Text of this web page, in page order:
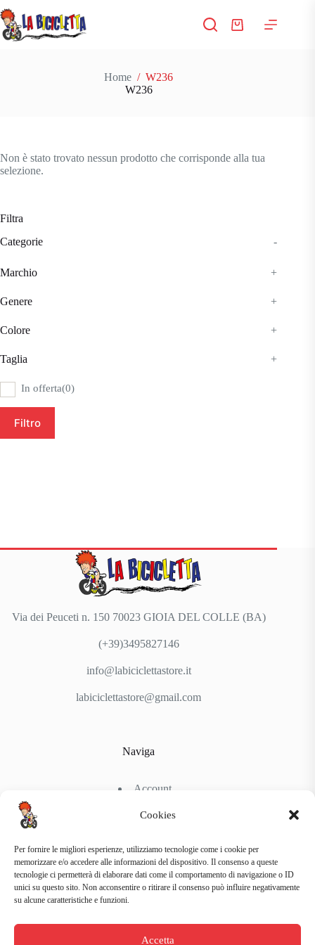
Cookies
Per fornire le migliori esperienze, utilizziamo tecnologie come i cookie per
memorizzare e/o accedere alle informazioni del dispositivo. Il consenso a queste
tecnologie ci permetterà di elaborare dati come il comportamento di navigazione o ID
unici su questo sito. Non acconsentire o ritirare il consenso può influire negativamente
su alcune caratteristiche e funzioni.
Accetta
al
contenuto
Carrello
Home / W236
W236
Non è stato trovato nessun prodotto che corrisponde alla tua
selezione.
Filtra
Categorie
-
Marchio +
Genere +
Colore +
Taglia +
In offerta(0)
Filtro
Via dei Peuceti n. 150 70023 GIOIA DEL COLLE (BA)
(+39)3495827146
info@labiciclettastore.it
labiciclettastore@gmail.com
Naviga
Account
Chi Siamo
Link Utili